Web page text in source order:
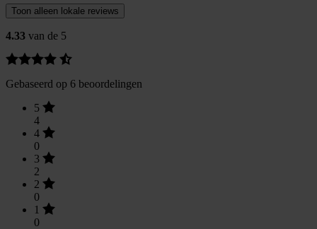
Toon alleen lokale reviews
4.33 van de 5
Gebaseerd op 6 beoordelingen
5
4
4
0
3
2
2
0
1
0